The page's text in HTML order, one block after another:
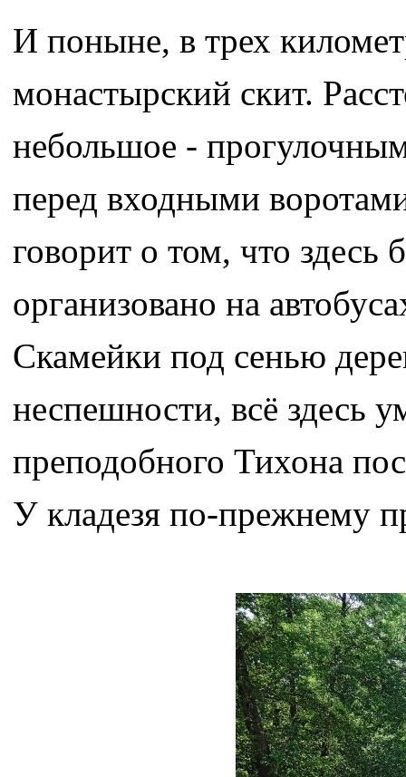
И поныне, в трех
монастырский скит.
небольшое -
перед входными
говорит о том, что
организовано на
Скамейки под сенью
неспешности, всё здесь
преподобного Тихона
У кладезя по-прежнему